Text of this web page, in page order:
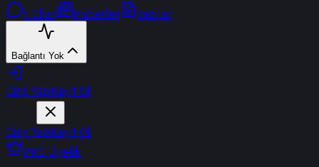
t-Chat Haberler Yazılar
Bağlantı Yok
Giriş YapKayıt Ol
Giriş YapKayıt Ol
PRO Üyelik